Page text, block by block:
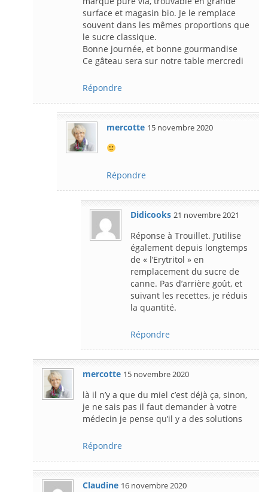
surface et magasin bio. Je le remplace
souvent dans les mêmes proportions que
le sucre classique.
Bonne journée, et bonne gourmandise
Ce gâteau sera sur notre table mercredi
Répondre
mercotte 15 novembre 2020
Répondre
Didicooks 21 novembre 2021
Réponse à Trouillet. J’utilise
également depuis longtemps
de « l’Erytritol » en
remplacement du sucre de
canne. Pas d’arrière goût, et
suivant les recettes, je réduis
la quantité.
Répondre
mercotte 15 novembre 2020
là il n’y a que du miel c’est déjà ça, sinon,
je ne sais pas il faut demander à votre
médecin je pense qu’il y a des solutions
Répondre
Claudine 16 novembre 2020